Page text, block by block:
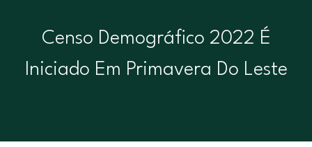
Censo Demográfico 2022 É
Iniciado Em Primavera Do Leste